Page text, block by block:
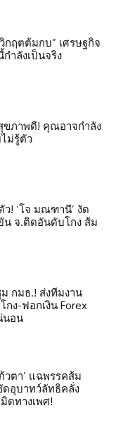
กฤตต้มกบ” เศรษฐกิจ
ำลังเป็นจริง
ภาพดี! คุณอาจกำลัง
ไม่รู้ตัว
! ‘โจ มณฑานี’ งัด
น จ.ติดอันดับโกง ส้ม
ม กมธ.! ส่งทีมงาน
กง-ฟอกเงิน Forex
นอน
วตา’ แฉพรรคส้ม
อุบาทว์ลัทธิคลั่ง
ดทางเพศ!